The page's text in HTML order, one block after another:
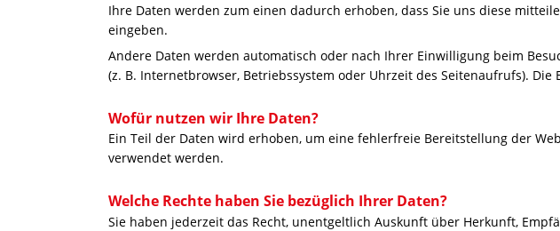
Ihre Daten werden zum einen dadurch erhoben, dass Sie uns diese
eingeben.
Andere Daten werden automatisch oder nach Ihrer Einwilligung beim
(z. B. Internetbrowser, Betriebssystem oder Uhrzeit des Seitenaufrufs).
Wofür nutzen wir Ihre Daten?
Ein Teil der Daten wird erhoben, um eine fehlerfreie Bereitstellung der
verwendet werden.
Welche Rechte haben Sie bezüglich Ihrer Daten?
Sie haben jederzeit das Recht, unentgeltlich Auskunft über Herkunft,